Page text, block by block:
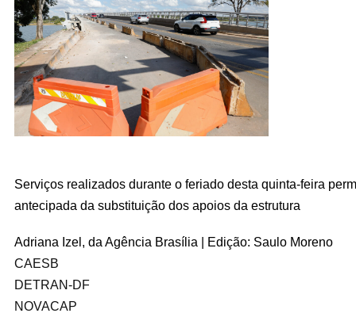
Serviços realizados durante o feriado desta quinta-feira
antecipada da substituição dos apoios da estrutura
Adriana Izel, da Agência Brasília | Edição: Saulo Moreno
CAESB
DETRAN-DF
NOVACAP